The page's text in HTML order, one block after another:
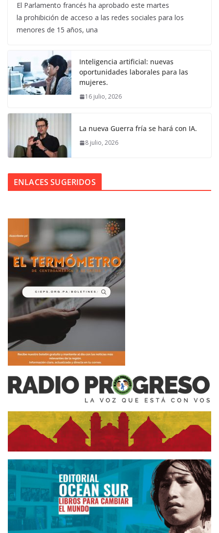
El Parlamento francés ha aprobado este martes
la prohibición de acceso a las redes sociales para los
menores de 15 años, una
Inteligencia artificial: nuevas
oportunidades laborales para las
mujeres.
16 julio, 2026
La nueva Guerra fría se hará con IA.
8 julio, 2026
ENLACES SUGERIDOS